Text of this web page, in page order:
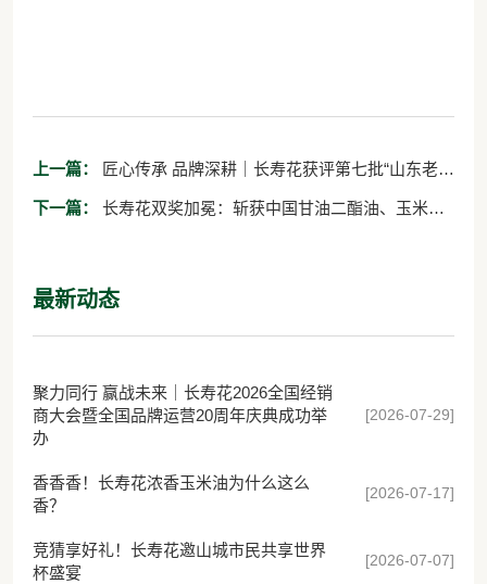
上一篇：
号”
下一篇：
最新动态
聚力同行 赢战未来｜长寿花2026全国经销
商大会暨全国品牌运营20周年庆典成功举
办
[2026-07-29]
香香香！长寿花浓香玉米油为什么这么
香？
[2026-07-17]
竞猜享好礼！长寿花邀山城市民共享世界
杯盛宴
[2026-07-07]